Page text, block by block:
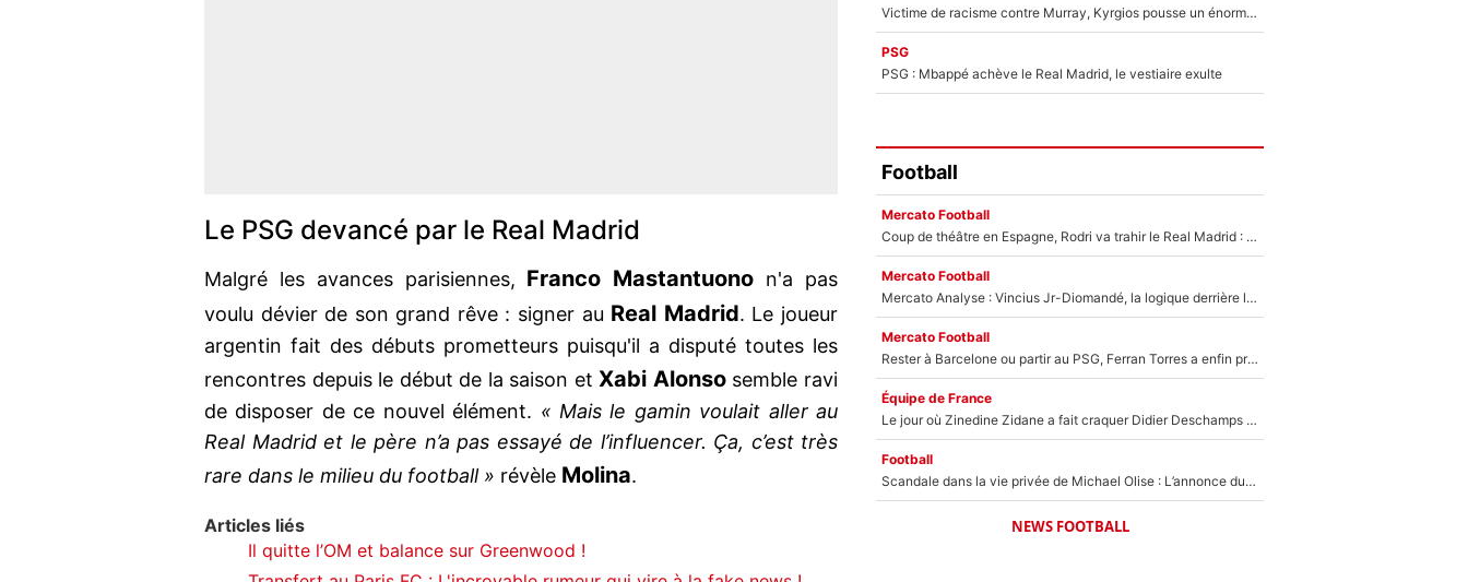
Le PSG devancé par le Real Madrid
Malgré les avances parisiennes, Franco Mastantuono n'a pas
voulu dévier de son grand rêve : signer au Real Madrid. Le joueur
argentin fait des débuts prometteurs puisqu'il a disputé toutes les
rencontres depuis le début de la saison etXabi Alonsosemble ravi
de disposer de ce nouvel élément. « Mais le gamin voulait aller au
Real Madrid et le père n’a pas essayé de l’influencer. Ça, c’est très
rare dans le milieu du football » révèle Molina.
Articles liés
Il quitte l’OM et balance sur Greenwood !
Victime de racisme contre Murray, Kyrgios pousse un énorme coup de gueule !
PSG
PSG : Mbappé achève le Real Madrid, le vestiaire exulte
Football
Mercato Football
Coup de théâtre en Espagne, Rodri va trahir le Real Madrid : Le Ballon d'Or a choisi de signer au FC Barcelone !
Mercato Football
Mercato Analyse : Vincius Jr-Diomandé, la logique derrière la concordance des temps
Mercato Football
Rester à Barcelone ou partir au PSG, Ferran Torres a enfin pris sa décision : La course contre la montre est lancée !
Équipe de France
Le jour où Zinedine Zidane a fait craquer Didier Deschamps en équipe de France : «Je m’en suis voulu», l’ancien sélectionneur a regretté son geste !
Football
Scandale dans la vie privée de Michael Olise : L’annonce du Bayern Munich sur son enfant caché
NEWS FOOTBALL